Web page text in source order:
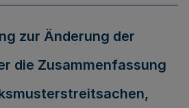
zur Änderung der
die Zusammenfassung